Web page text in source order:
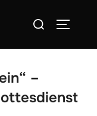
Suchen
–